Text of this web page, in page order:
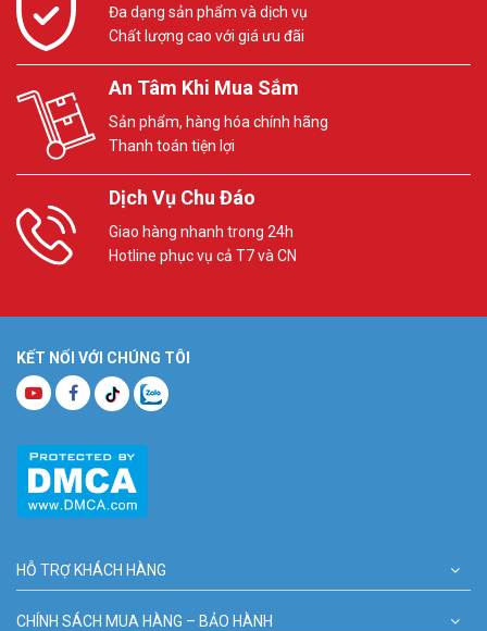
Đa dạng sản phẩm và dịch vụ
Chất lượng cao với giá ưu đãi
An Tâm Khi Mua Sắm
Sản phẩm, hàng hóa chính hãng
Thanh toán tiện lợi
Dịch Vụ Chu Đáo
Giao hàng nhanh trong 24h
Hotline phục vụ cả T7 và CN
KẾT NỐI VỚI CHÚNG TÔI
HỖ TRỢ KHÁCH HÀNG
CHÍNH SÁCH MUA HÀNG – BẢO HÀNH